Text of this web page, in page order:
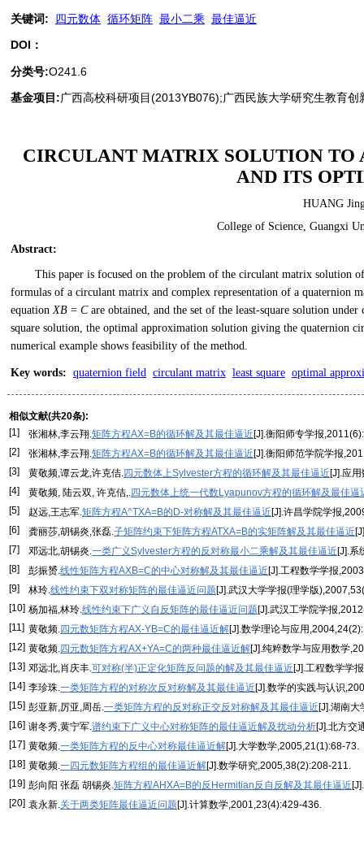
关键词: 四元数体 循环矩阵 最小二乘 最佳逼近
DOI：
分类号:O241.6
基金项目:广西高校科研项目(2013YB076);广西民族大学研究生教育
CIRCULANT MATRIX SOLUTION TO
AND ITS
HUANG
College of Science, Guangxi
Abstract:
This paper is focused on the problem of the circulant matrix solution
formulas of a circulant matrix and complex representation of a quaternion
equationXB = Care obtained, and the set of the least-square solution
square solution, the optimal approximation solution giving the quaternion
numerical example shows feasibility of the method.
Key words: quaternion field circulant matrix least square optimal
相似文献(共20条):
[1]
张湘林,李云翔.矩阵方程AX=B的循环解及其最佳逼近[J].衡阳师专学报
[2]
张湘林,李云翔.矩阵方程AX=B的循环解及其最佳逼近[J].衡阳师范学院学报
[3]
黄敬频,谭云龙,许克佶.四元数体上Sylvester方程的循环解及其最佳逼近[J].应
[4]
黄敬频, 陆云双, 许克佶,.四元数体上统一代数Lyapunov方程的循环解及最佳逼
[5]
赵远,王志军.矩阵方程A^TXA=B的D-对称解及其最佳逼近[J].许昌学院学报
[6]
龚丽莎,胡锡炎,张磊.子矩阵约束下矩阵方程ATXA=B的实矩阵解及其最佳逼近
[7]
邓远北,胡锡炎.一类广义Sylvester方程的反对称最小二乘解及其最佳逼近[J].系
[8]
彭振赟.线性矩阵方程AXB=C的中心对称解及其最佳逼近[J].工程数学学报
[9]
林玲.线性约束下双对称矩阵的最佳逼近问题[J].武汉大学学报(理学版
[10] 杨加福,林玲.线性约束下广义自反矩阵的最佳逼近问题[J].武汉工学院学报
[11] 黄敬频.四元数矩阵方程AX-YB=C的最佳逼近解[J].数学理论与应用
[12] 黄敬频.四元数矩阵方程AX+YA=C的两种最佳逼近解[J].纯粹数学与应用数学
[13] 邓远北,肖庆丰.可对称(半)正定化矩阵反问题的解及其最佳逼近[J].工程数学学
[14] 李珍珠.一类矩阵方程的对称次反对称解及其最佳逼近[J].数学的实践与认识
[15] 彭亚新,厉亚,周岳.一类矩阵方程的反对称正交反对称解及其最佳逼近[J].湖南
[16] 谢冬秀,黄宁军.谱约束下广义中心对称矩阵的最佳逼近解及扰动分析[J].北方交
[17] 黄敬频.一类矩阵方程的反中心对称最佳逼近解[J].大学数学,2005,21(1):68-73.
[18] 黄敬频.一四元数矩阵方程组的最佳逼近解[J].数学研究,2005,38(2):208-211.
[19] 彭向阳 张磊 胡锡炎.矩阵方程AHXA=B的反Hermitian反自反解及其最佳逼近
[20] 袁永新.关于两类矩阵最佳逼近问题[J].计算数学,2001,23(4):429-436.